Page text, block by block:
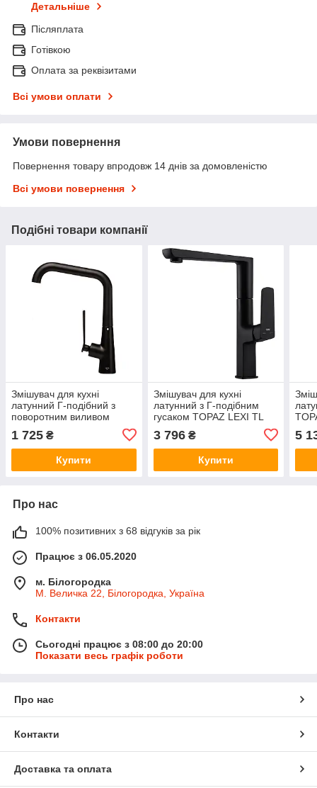
Детальніше
Післяплата
Готівкою
Оплата за реквізитами
Всі умови оплати
Умови повернення
Повернення товару впродовж 14 днів за домовленістю
Всі умови повернення
Подібні товари компанії
Змішувач для кухні
латунний Г-подібний з
поворотним виливом
H59-BB Чорний матовий
1 725 ₴
Купити
Змішувач для кухні
латунний з Г-подібним
гусаком TOPAZ LEXI TL
матовий
3 796₴
Купити
5
Про нас
100% позитивних з 68 відгуків за рік
Працює з 06.05.2020
м. Білогородка
М. Величка 22, Білогородка, Україна
Контакти
Сьогодні працює з 08:00 до 20:00
Показати весь графік роботи
Про нас
Контакти
Доставка та оплата